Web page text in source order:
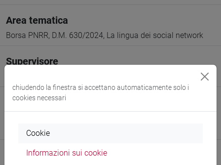
Area tematica
Borsa PNRR, D.M. 630/2024, La lingua dei social network
Supervisore
E-mail
956912@stud.unive.it
Sito web
chiudendo la finestra si accettano automaticamente solo i
cookies necessari
Cookie
Informazioni sui cookie